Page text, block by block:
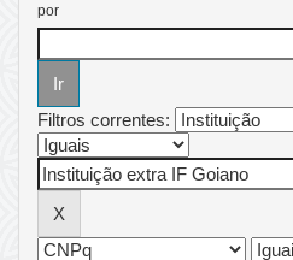
por
Filtros correntes: